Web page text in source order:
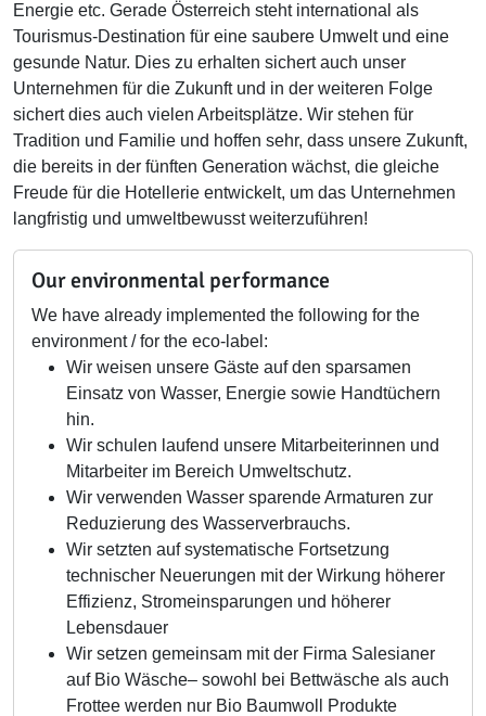
Energie etc. Gerade Österreich steht international als
Tourismus-Destination für eine saubere Umwelt und eine
gesunde Natur. Dies zu erhalten sichert auch unser
Unternehmen für die Zukunft und in der weiteren Folge
sichert dies auch vielen Arbeitsplätze. Wir stehen für
Tradition und Familie und hoffen sehr, dass unsere Zukunft,
die bereits in der fünften Generation wächst, die gleiche
Freude für die Hotellerie entwickelt, um das Unternehmen
langfristig und umweltbewusst weiterzuführen!
Our environmental performance
We have already implemented the following for the
environment / for the eco-label:
Wir weisen unsere Gäste auf den sparsamen
Einsatz von Wasser, Energie sowie Handtüchern
hin.
Wir schulen laufend unsere Mitarbeiterinnen und
Mitarbeiter im Bereich Umweltschutz.
Wir verwenden Wasser sparende Armaturen zur
Reduzierung des Wasserverbrauchs.
Wir setzten auf systematische Fortsetzung
technischer Neuerungen mit der Wirkung höherer
Effizienz, Stromeinsparungen und höherer
Lebensdauer
Wir setzen gemeinsam mit der Firma Salesianer
auf Bio Wäsche– sowohl bei Bettwäsche als auch
Frottee werden nur Bio Baumwoll Produkte